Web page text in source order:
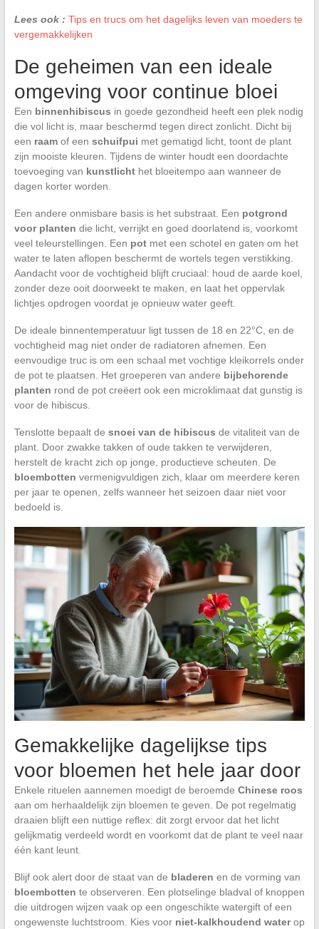
Lees ook : Tips en trucs om het dagelijks leven van moeders te
vergemakkelijken
De geheimen van een ideale
omgeving voor continue bloei
Een binnenhibiscus in goede gezondheid heeft een plek nodig
die vol licht is, maar beschermd tegen direct zonlicht. Dicht bij
een raamof een schuifpui met gematigd licht, toont de plant
zijn mooiste kleuren. Tijdens de winter houdt een doordachte
toevoeging van kunstlichthet bloeitempo aan wanneer de
dagen korter worden.
Een andere onmisbare basis is het substraat. Een potgrond
voor planten die licht, verrijkt en goed doorlatend is, voorkomt
veel teleurstellingen. Een potmet een schotel en gaten om het
water te laten aflopen beschermt de wortels tegen verstikking.
Aandacht voor de vochtigheid blijft cruciaal: houd de aarde koel,
zonder deze ooit doorweekt te maken, en laat het oppervlak
lichtjes opdrogen voordat je opnieuw water geeft.
De ideale binnentemperatuur ligt tussen de 18 en 22°C, en de
vochtigheid mag niet onder de radiatoren afnemen. Een
eenvoudige truc is om een schaal met vochtige kleikorrels onder
de pot te plaatsen. Het groeperen van andere bijbehorende
planten rond de pot creëert ook een microklimaat dat gunstig is
voor de hibiscus.
Tenslotte bepaalt de snoei van de hibiscus de vitaliteit van de
plant. Door zwakke takken of oude takken te verwijderen,
herstelt de kracht zich op jonge, productieve scheuten. De
bloembotten vermenigvuldigen zich, klaar om meerdere keren
per jaar te openen, zelfs wanneer het seizoen daar niet voor
bedoeld is.
Gemakkelijke dagelijkse tips
voor bloemen het hele jaar door
Enkele rituelen aannemen moedigt de beroemde Chinese roos
aan om herhaaldelijk zijn bloemen te geven. De pot regelmatig
draaien blijft een nuttige reflex: dit zorgt ervoor dat het licht
gelijkmatig verdeeld wordt en voorkomt dat de plant te veel naar
één kant leunt.
Blijf ook alert door de staat van de bladeren en de vorming van
bloembotten te observeren. Een plotselinge bladval of knoppen
die uitdrogen wijzen vaak op een ongeschikte watergift of een
ongewenste luchtstroom. Kies voor niet-kalkhoudend waterop